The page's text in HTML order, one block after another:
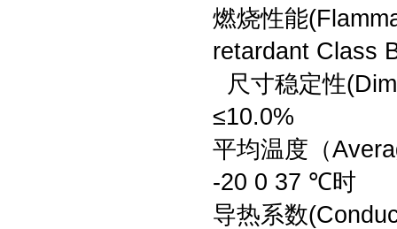
燃烧性能
retardant Class
尺寸稳定性
≤10.0%
平均温度（
-20 0 37 ℃时
导热系数